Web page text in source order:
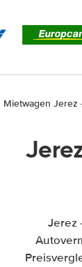
Mietwagen Jerez
Jerez